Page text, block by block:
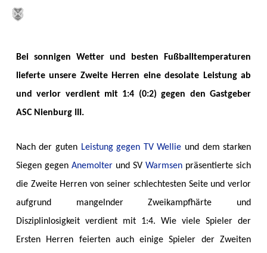
Skip
contentBei sonnigen Wetter und besten Fußballtemperaturen
lieferte unsere Zweite Herren eine desolate Leistung ab
und verlor verdient mit 1:4 (0:2) gegen den Gastgeber
ASC Nienburg III.
Nach der guten Leistung gegen TV Wellie und dem starken
Siegen gegen Anemolterund SVWarmsen präsentierte sich
die Zweite Herren von seiner schlechtesten Seite und verlor
aufgrund mangelnder Zweikampfhärte und
Disziplinlosigkeit verdient mit 1:4. Wie viele Spieler der
Ersten Herren feierten auch einige Spieler der Zweiten